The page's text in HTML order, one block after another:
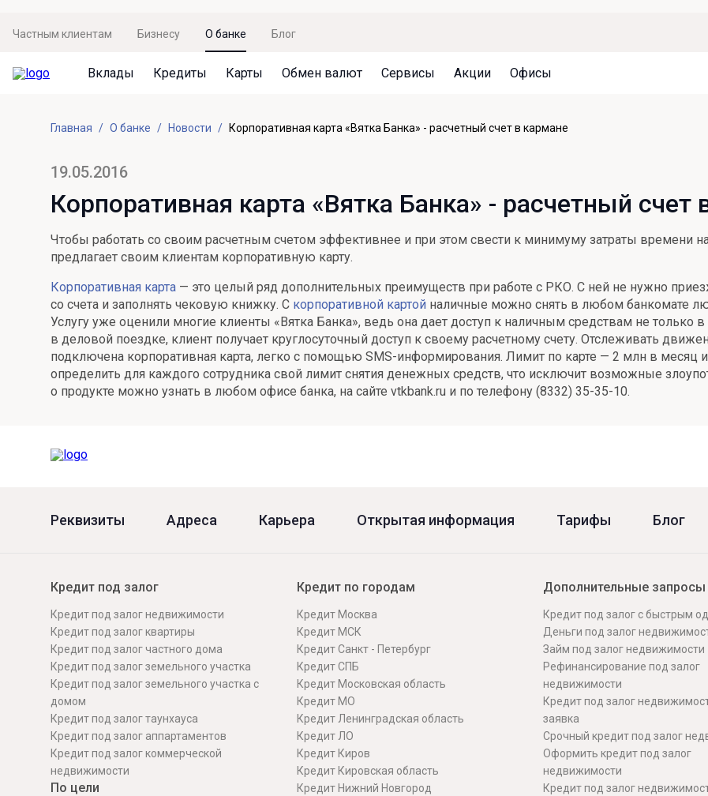
Частным клиентам Бизнесу О банке Блог
Вклады
Не упусти момент
Просто вклад
Накопительный
Отличная стратегия+
Фиксируй доход
Новый старт
Валютный плюс
Онлайн
Система страхования вкладов
Архив вкладов
Кредиты
Кредит под залог недвижимости
Рефинансирование
Кредит на автомобиль
Потребительский кредит
Все кредиты
Привилегии для клиентов
Реструктуризация
Подбор новой недвижимости
Карты
Дебетовая карта с пакетом услуг
Премиальная карта Mir Supreme
Пенсионная карта
Все карты
Документы
Кешбэк
Обмен валют
Курсы валют
Бронирование валюты
Курсы валют ЦБ
Сервисы
Оплата кредита
Оценка недвижимости
Подбор новой недвижимости
СБПей
Mir Pay
Госуслуги
Регистрация в ЕБС
Удаленная идентификация
Акции
Акция «Приведи друга»
Акция «Ставка на бизнес»
Офисы
Главная О банке Новости Корпоративная карта «Вятка Банка» - расчетный счет в кармане
19.05.2016
Корпоративная карта «Вятка Банка» - расчетный счет
Чтобы работать со своим расчетным счетом эффективнее и при этом свести к минимуму затраты времени
предлагает своим клиентам корпоративную карту.
Корпоративная карта — это целый ряд дополнительных преимуществ при работе с РКО. С ней не нужно
со счета и заполнять чековую книжку. С корпоративной картой наличные можно снять в любом банкомате
Услугу уже оценили многие клиенты «Вятка Банка», ведь она дает доступ к наличным средствам не только
в деловой поездке, клиент получает круглосуточный доступ к своему расчетному счету. Отслеживать
подключена корпоративная карта, легко с помощью SMS-информирования. Лимит по карте — 2 млн в месяц
определить для каждого сотрудника свой лимит снятия денежных средств, что исключит возможные
о продукте можно узнать в любом офисе банка, на сайте vtkbank.ru и по телефону (8332) 35-35-10.
Реквизиты Адреса Карьера Открытая информация Тарифы Блог
Кредит под залог
Кредит под залог недвижимости
Кредит под залог квартиры
Кредит под залог частного дома
Кредит под залог земельного участка
Кредит под залог земельного участка с
домом
Кредит под залог таунхауса
Кредит под залог аппартаментов
Кредит под залог коммерческой
недвижимости
По цели
Кредит по городам
Кредит Москва
Кредит МСК
Кредит Санкт - Петербург
Кредит СПБ
Кредит Московская область
Кредит МО
Кредит Ленинградская область
Кредит ЛО
Кредит Киров
Кредит Кировская область
Кредит Нижний Новгород
Дополнительные запросы
Кредит под залог с быстрым
Деньги под залог
Займ под залог недвижимости
Рефинансирование под залог
недвижимости
Кредит под залог
заявка
Срочный кредит под залог
Оформить кредит под залог
недвижимости
Кредит под залог